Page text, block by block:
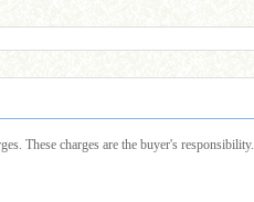
These charges are the buyer's responsibility.